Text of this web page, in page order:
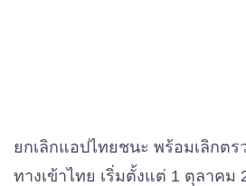
ยกเลิกแอปไทยชนะ พร้อมเลิกตร
ทางเข้าไทย เริ่มตั้งแต่ 1 ตุลาคม